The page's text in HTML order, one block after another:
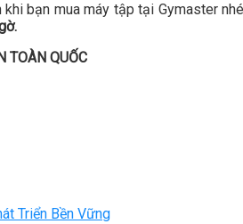
bạn mua máy tập tại Gymaster
TOÀN QUỐC
Triển Bền Vững